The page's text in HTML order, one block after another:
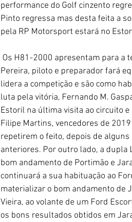
performance do Golf cinzento
Pinto regressa mas desta feita a
pela RP Motorsport estará no
Pereira, piloto e preparador fará
lidera a competição e são como
luta pela vitória, Fernando M.
Estoril na última visita ao circuito
Filipe Martins, vencedores de
repetirem o feito, depois de
anteriores. Por outro lado, a
bom andamento de Portimão e
continuará a sua habituação ao
materializar o bom andamento de
Vieira, ao volante de um Ford
os bons resultados obtidos em